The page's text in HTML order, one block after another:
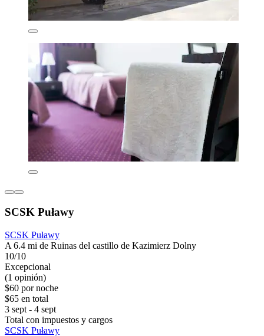
SCSK Puławy
SCSK Puławy
A 6.4 mi de Ruinas del castillo de Kazimierz Dolny
10/10
Excepcional
(1 opinión)
$60 por noche
$65 en total
3 sept - 4 sept
Total con impuestos y cargos
SCSK Puławy